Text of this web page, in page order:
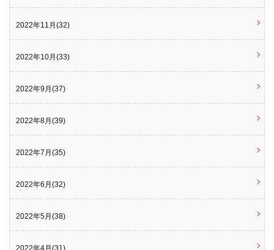
2022年11月(32)
2022年10月(33)
2022年9月(37)
2022年8月(39)
2022年7月(35)
2022年6月(32)
2022年5月(38)
2022年4月(31)